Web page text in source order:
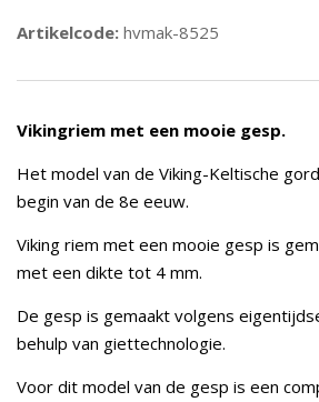
Artikelcode: hvmak-8525
Vikingriem met een mooie gesp.
Het model van de Viking-Keltische
begin van de 8e eeuw.
Viking riem met een mooie gesp is
met een dikte tot 4 mm.
De gesp is gemaakt volgens
behulp van giettechnologie.
Voor dit model van de gesp is een